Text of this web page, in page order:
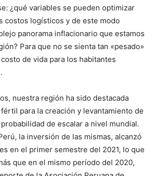
¿qué variables se pueden optimizar
costos logísticos y de este modo
panorama inflacionario que estamos
Para que no se sienta tan «pesado»
de vida para los habitantes
nuestra región ha sido destacada
para la creación y levantamiento de
de escalar a nivel mundial.
la inversión de las mismas, alcanzó
en el primer semestre del 2021, lo que
que en el mismo período del 2020,